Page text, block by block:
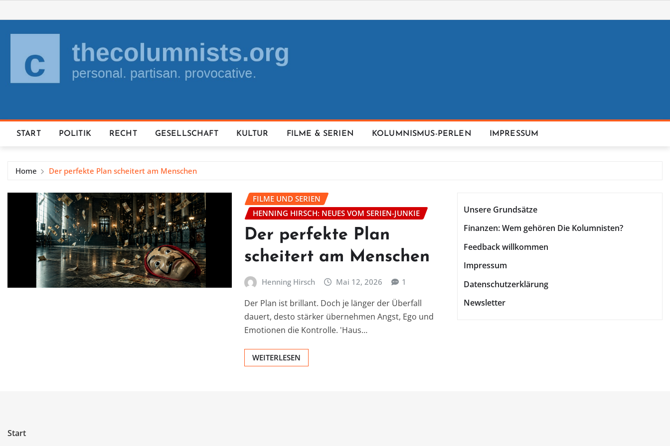
to
content
START POLITIK RECHT GESELLSCHAFT KULTUR FILME & SERIEN KOLUMNISMUS-PERLEN IMPRESSUM
Home Der perfekte Plan scheitert am Menschen
FILME UND SERIEN
HENNING HIRSCH: NEUES VOM SERIEN-JUNKIE
Der perfekte Plan
scheitert am Menschen
Henning Hirsch Mai 12, 2026 1
Der Plan ist brillant. Doch je länger der Überfall
dauert, desto stärker übernehmen Angst, Ego und
Emotionen die Kontrolle. 'Haus…
WEITERLESEN
Unsere Grundsätze
Finanzen: Wem gehören Die Kolumnisten?
Feedback willkommen
Impressum
Datenschutzerklärung
Newsletter
Start